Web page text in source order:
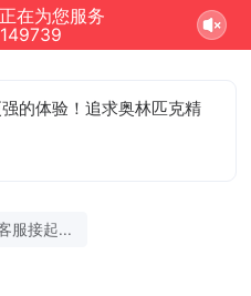
在为您服务
的体验！追求奥林匹克精
服接起...